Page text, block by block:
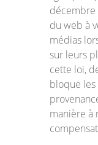
décembre
du web à
médias
sur leurs
cette loi,
bloque les
manière à